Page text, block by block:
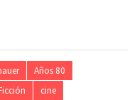
Años 80
cine